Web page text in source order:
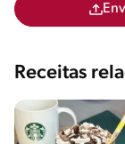
Receitas